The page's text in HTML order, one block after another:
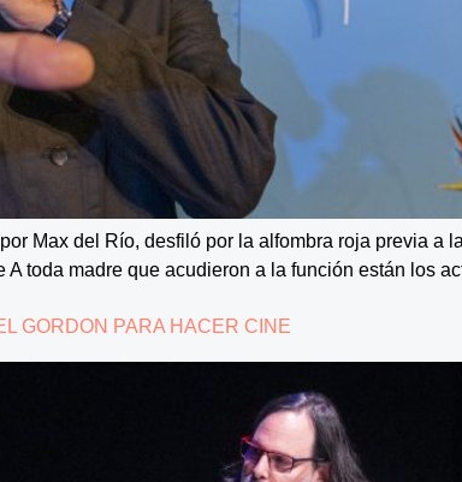
Max del Río, desfiló por la alfombra roja previa a
toda madre que acudieron a la función están los
GORDON PARA HACER CINE